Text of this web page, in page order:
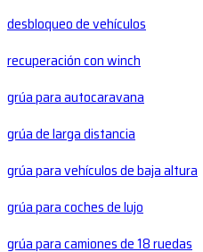
desbloqueo de vehículos
recuperación con winch
grúa para autocaravana
grúa de larga distancia
grúa para vehículos de baja altura
grúa para coches de lujo
grúa para camiones de 18 ruedas